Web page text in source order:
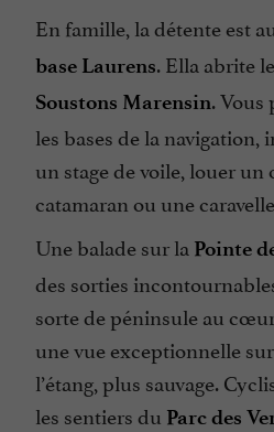
En famille, la détente est
base Laurens. Ella abrite le
Soustons Marensin.
les bases de la navigation,
un stage de voile, louer
catamaran ou une
Une balade sur la Pointe
des sorties
sorte de péninsule au
une vue exceptionnelle
l’étang, plus sauvage.
les sentiers du Parc des